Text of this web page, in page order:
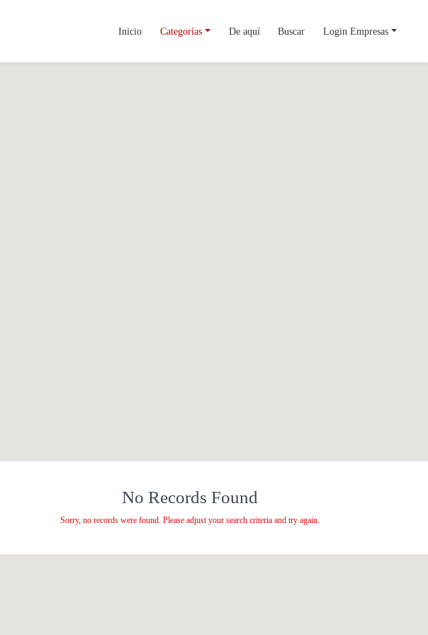
Inicio Categorías De aquí Buscar Login Empresas
No Records Found
Sorry, no records were found. Please adjust your search criteria and try again.